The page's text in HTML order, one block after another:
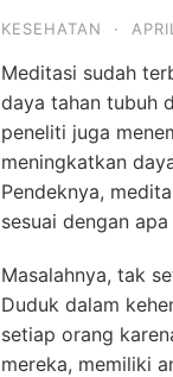
KESEHATAN ·
Meditasi sudah
daya tahan tubuh
peneliti juga
meningkatkan
Pendeknya,
sesuai dengan
Masalahnya, tak
Duduk dalam
setiap orang
mereka, memiliki